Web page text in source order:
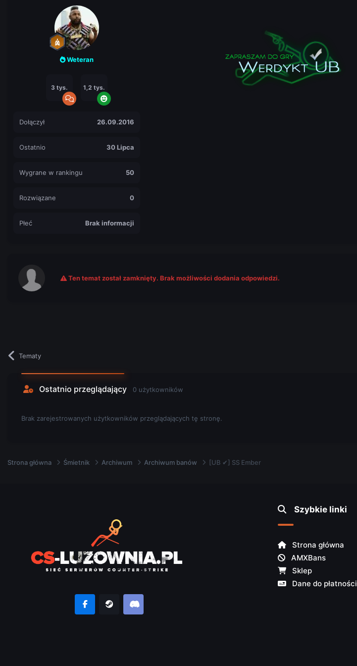
Weteran
3 tys. 1,2 tys.
Dołączył 26.09.2016
Ostatnio 30 Lipca
Wygrane w rankingu 50
Rozwiązane 0
Płeć Brak informacji
Ten temat został zamknięty. Brak możliwości dodania odpowiedzi.
Tematy
Ostatnio przeglądający 0 użytkowników
Brak zarejestrowanych użytkowników przeglądających tę stronę.
Strona główna Śmietnik Archiwum Archiwum banów [UB ✔] SS Ember
Szybkie linki
Strona główna
AMXBans
Sklep
Dane do płatności